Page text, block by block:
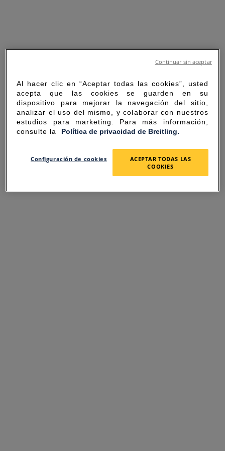
SORRY FOR THE
INCONVENIENCE
Al hacer clic en “Aceptar todas las cookies”, usted
acepta que las cookies se guarden en su
dispositivo para mejorar la navegación del sitio,
analizar el uso del mismo, y colaborar con nuestros
estudios para marketing. Para más información,
consulte la Política de privacidad de Breitling.
Configuración de cookies
ACEPTAR TODAS LAS
COOKIES
Continuar sin aceptar